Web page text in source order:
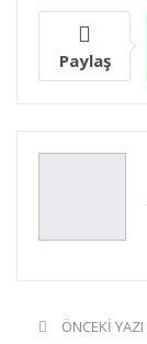
Paylaş
ÖNCEKI YAZI